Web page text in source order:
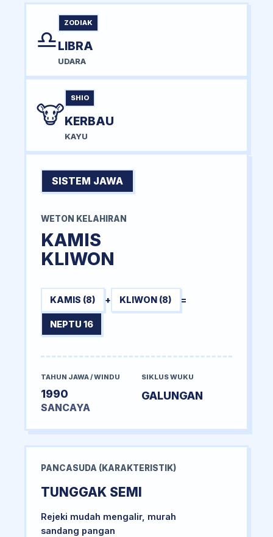
♎
ZODIAK
LIBRA
UDARA
🐮
SHIO
KERBAU
KAYU
SISTEM JAWA
WETON KELAHIRAN
KAMIS
KLIWON
KAMIS (8) + KLIWON (8) =
NEPTU 16
TAHUN JAWA / WINDU
1990
SANCAYA
SIKLUS WUKU
GALUNGAN
PANCASUDA (KARAKTERISTIK)
TUNGGAK SEMI
Rejeki mudah mengalir, murah
sandang pangan